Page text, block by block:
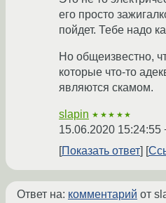
его просто
пойдет. Тебе надо
Но общеизвестно,
которые что-то
являются скамом.
slapin ★★★★★
15.06.2020 15:24:55
Показать ответ
Ответ на: комментарий от